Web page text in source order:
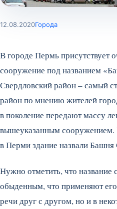
12.08.2020Города
В городе Пермь присутствует
сооружение под названием
Свердловский район – самый
район по мнению жителей
в поколение передают массу
вышеуказанным сооружением.
в Перми здание назвали Башня
Нужно отметить, что название
обыденным, что применяют его
речи друг с другом, но и в